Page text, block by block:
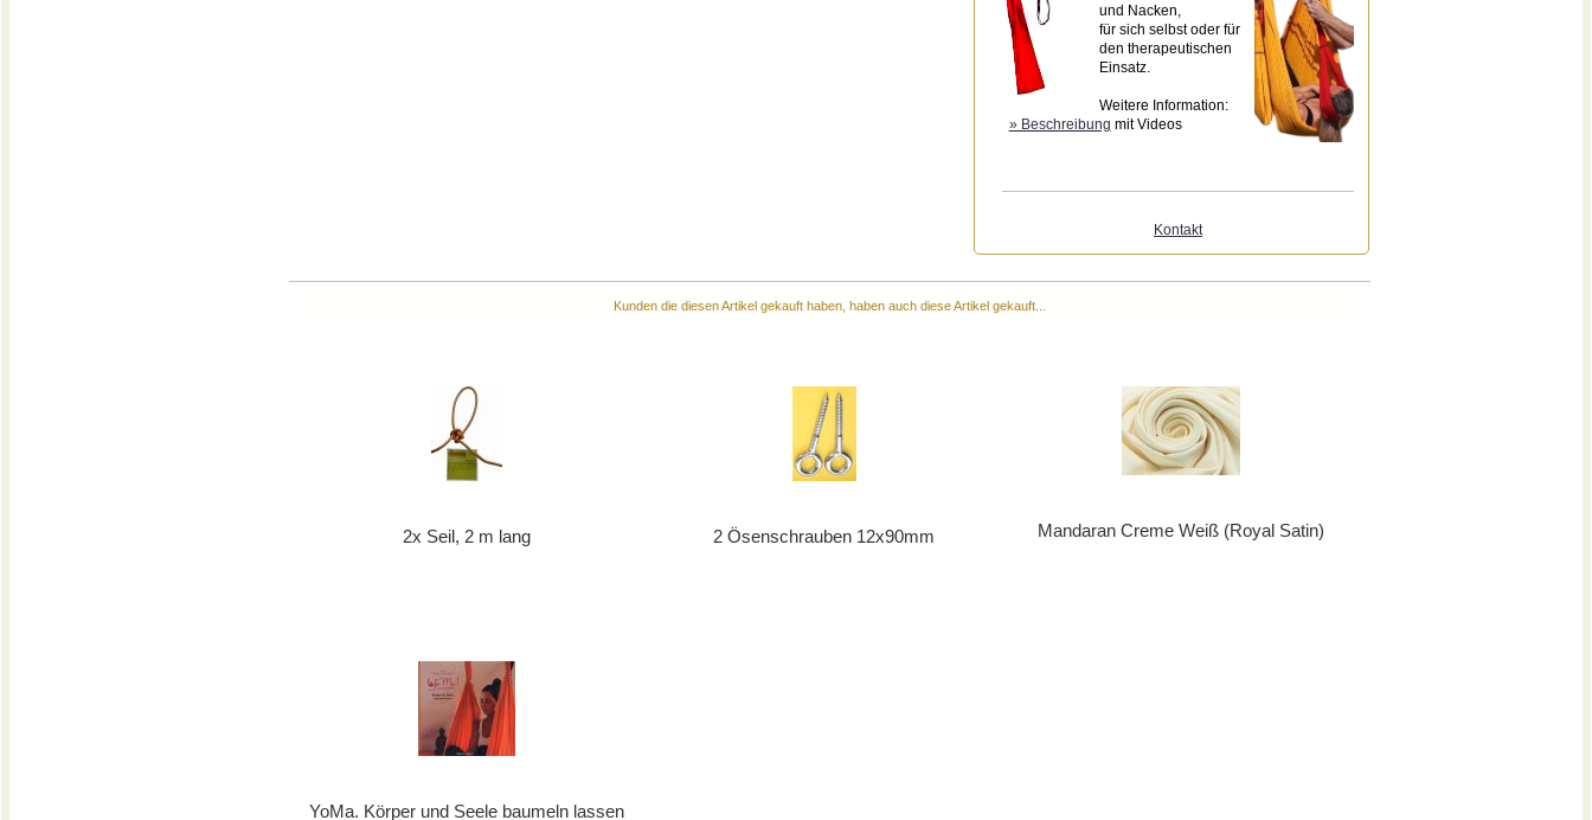
und Nacken,
für sich selbst oder für
den therapeutischen
Einsatz.
Weitere Information:
» Beschreibung mit Videos
Kontakt
Kunden die diesen Artikel gekauft haben, haben auch diese Artikel gekauft...
2x Seil, 2 m lang 2 Ösenschrauben 12x90mm Mandaran Creme Weiß (Royal Satin)
YoMa. Körper und Seele baumeln lassen